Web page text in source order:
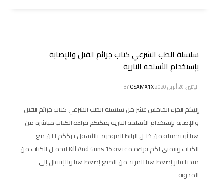
سلسلة الطب الشرعي كتاب جرائم القتل والإصابة
بإستخدام الأسلحة النارية
الإثنين, 20 أبريل 2020 BYOSAMA1X
إليكم الجزء الخامس عشر من سلسلة الطب الشرعي كتاب جرائم القتل
والإصابة بإستخدام الأسلحة النارية يمكنكم قراءة الكتاب مباشرة من
هنا أو تحميله من خلال الرابط الموجود بالأسفل نترككم الآن مع
الكتاب ونتمنى لكم قراءة ممتعة 15 Kill And Guns لتحميل الكتاب من
ميديا فاير إضغط هنا للمزيد من الصيغ إضغط هنا وللإنتقال إلى
المدونة